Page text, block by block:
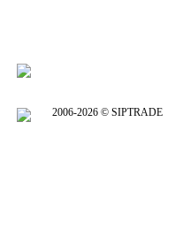
2006-2026 © SIPTRADE